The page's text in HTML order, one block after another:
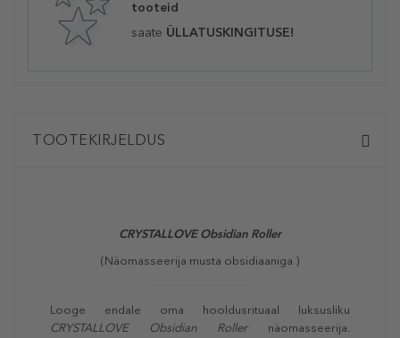
tooteid
saate ÜLLATUSKINGITUSE!
TOOTEKIRJELDUS
CRYSTALLOVE Obsidian Roller
(Näomasseerija musta obsidiaaniga )
Looge endale oma hooldusrituaal luksusliku
CRYSTALLOVE Obsidian Rollernäomasseerija.